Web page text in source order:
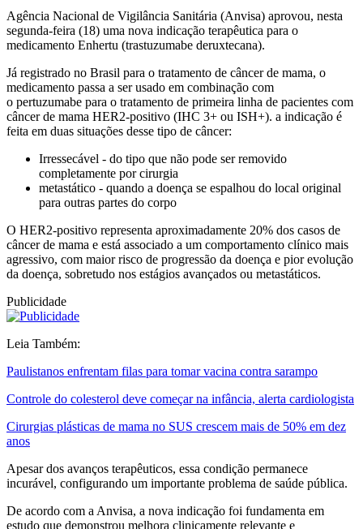
Agência Nacional de Vigilância Sanitária (Anvisa) aprovou, nesta
segunda-feira (18) uma nova indicação terapêutica para o
medicamento Enhertu (trastuzumabe deruxtecana).
Já registrado no Brasil para o tratamento de câncer de mama, o
medicamento passa a ser usado em combinação com
o pertuzumabe para o tratamento de primeira linha de pacientes com
câncer de mama HER2‑positivo (IHC 3+ ou ISH+). a indicação é
feita em duas situações desse tipo de câncer:
Irressecável - do tipo que não pode ser removido
completamente por cirurgia
metastático - quando a doença se espalhou do local original
para outras partes do corpo
O HER2‑positivo representa aproximadamente 20% dos casos de
câncer de mama e está associado a um comportamento clínico mais
agressivo, com maior risco de progressão da doença e pior evolução
da doença, sobretudo nos estágios avançados ou metastáticos.
Publicidade
Leia Também:
Paulistanos enfrentam filas para tomar vacina contra sarampo
Controle do colesterol deve começar na infância, alerta cardiologista
Cirurgias plásticas de mama no SUS crescem mais de 50% em dez
anos
Apesar dos avanços terapêuticos, essa condição permanece
incurável, configurando um importante problema de saúde pública.
De acordo com a Anvisa, a nova indicação foi fundamenta em
estudo que demonstrou melhora clinicamente relevante e